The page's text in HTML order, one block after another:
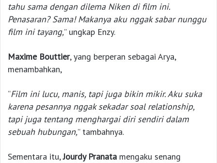
tahu sama dengan dilema Niken di film ini.
Penasaran? Sama! Makanya aku nggak sabar nunggu
film ini tayang,” ungkap Enzy.
Maxime Bouttier, yang berperan sebagai Arya,
menambahkan,
“Film ini lucu, manis, tapi juga bikin mikir. Aku suka
karena pesannya nggak sekadar soal relationship,
tapi juga tentang menghargai diri sendiri dalam
sebuah hubungan,” tambahnya.
Sementara itu,Jourdy Pranata mengaku senang